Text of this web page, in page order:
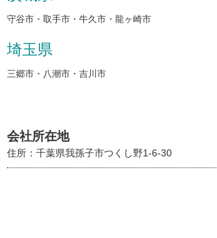
守谷市・取手市・牛久市・龍ヶ崎市
埼玉県
三郷市・八潮市・吉川市
会社所在地
住所：千葉県我孫子市つくし野1-6-30